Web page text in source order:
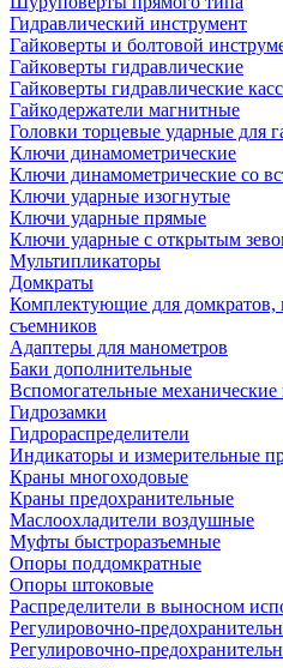
Гидравлический инструмент
Гайковерты и болтовой
Гайковерты гидравлические
Гайковерты гидравлические
Гайкодержатели магнитные
Головки торцевые ударные для
Ключи динамометрические
Ключи динамометрические со
Ключи ударные изогнутые
Ключи ударные прямые
Ключи ударные с открытым
Мультипликаторы
Домкраты
Комплектующие для домкратов,
съемников
Адаптеры для манометров
Баки дополнительные
Вспомогательные
Гидрозамки
Гидрораспределители
Индикаторы и измерительные
Краны многоходовые
Краны предохранительные
Маслоохладители воздушные
Муфты быстроразъемные
Опоры поддомкратные
Опоры штоковые
Распределители в выносном
Регулировочно-
Регулировочно-